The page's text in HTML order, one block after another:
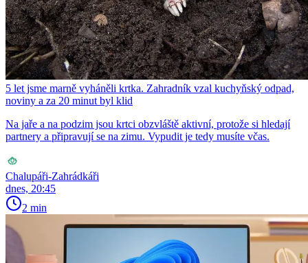
5 let jsme marně vyháněli krtka. Zahradník vzal kuchyňský odpad,
noviny a za 20 minut byl klid
Na jaře a na podzim jsou krtci obzvláště aktivní, protože si hledají
partnery a připravují se na zimu. Vypudit je tedy musíte včas.
Chalupáři-Zahrádkáři
dnes, 20:45
2 min